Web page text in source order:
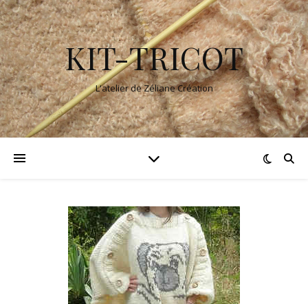
KIT-TRICOT
L'atelier de Zéliane Création